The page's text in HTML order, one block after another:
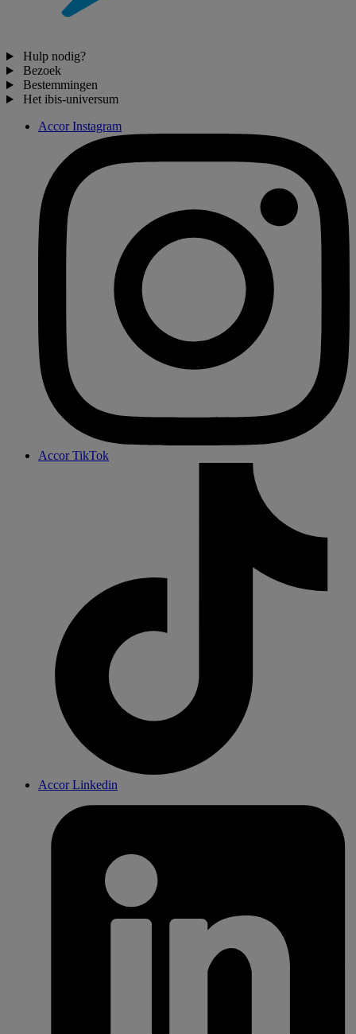
Hulp nodig?
Bezoek
Bestemmingen
Het ibis-universum
Accor Instagram
Accor TikTok
Accor Linkedin